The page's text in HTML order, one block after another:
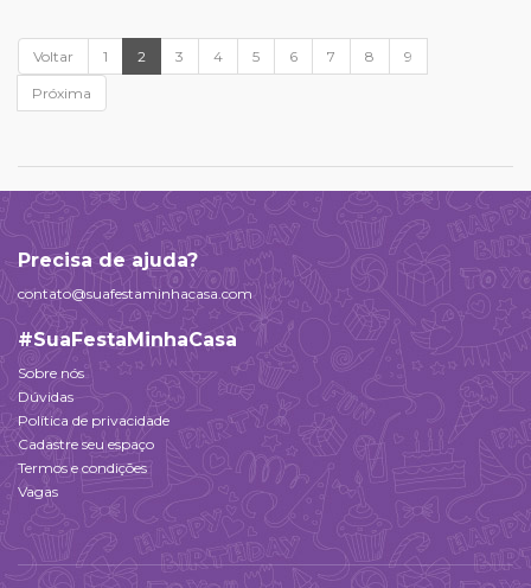
Voltar 1 2 3 4 5 6 7 8 9
Próxima
Precisa de ajuda?
contato@suafestaminhacasa.com
#SuaFestaMinhaCasa
Sobre nós
Dúvidas
Política de privacidade
Cadastre seu espaço
Termos e condições
Vagas